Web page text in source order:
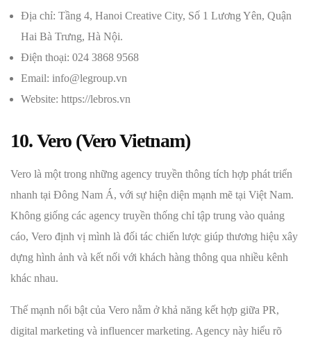
Địa chỉ: Tầng 4, Hanoi Creative City, Số 1 Lương Yên, Quận
Hai Bà Trưng, Hà Nội.
Điện thoại: 024 3868 9568
Email: info@legroup.vn
Website: https://lebros.vn
10. Vero (Vero Vietnam)
Vero là một trong những agency truyền thông tích hợp phát triển
nhanh tại Đông Nam Á, với sự hiện diện mạnh mẽ tại Việt Nam.
Không giống các agency truyền thống chỉ tập trung vào quảng
cáo, Vero định vị mình là đối tác chiến lược giúp thương hiệu xây
dựng hình ảnh và kết nối với khách hàng thông qua nhiều kênh
khác nhau.
Thế mạnh nổi bật của Vero nằm ở khả năng kết hợp giữa PR,
digital marketing và influencer marketing. Agency này hiểu rõ